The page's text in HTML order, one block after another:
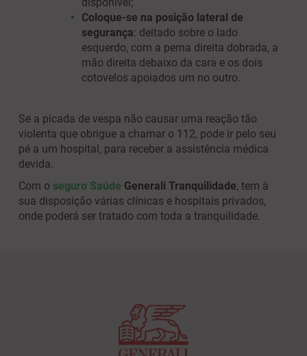
Coloque-se na posição lateral de
segurança: deitado sobre o lado
esquerdo, com a perna direita dobrada, a
mão direita debaixo da cara e os dois
cotovelos apoiados um no outro.
Se a picada de vespa não causar uma reação tão
violenta que obrigue a chamar o 112, pode ir pelo seu
pé a um hospital, para receber a assistência médica
devida.
Com o seguro Saúde Generali Tranquilidade, tem à
sua disposição várias clínicas e hospitais privados,
onde poderá ser tratado com toda a tranquilidade.